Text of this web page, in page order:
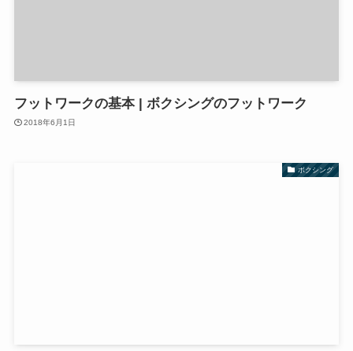
フットワークの基本 | ボクシングのフットワーク
2018年6月1日
ボクシング